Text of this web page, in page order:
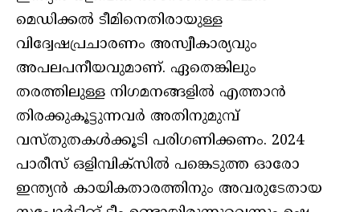
മെഡിക്കല്‍ ടീമിനെതിരായുള്ള
വിദ്വേഷപ്രചാരണം അസ്വീകാര്യവും
അപലപനീയവുമാണ്. ഏതെങ്കിലും
തരത്തിലുള്ള നിഗമനങ്ങളില്‍ എത്താന്‍
തിരക്കുകൂട്ടുന്നവര്‍ അതിനുമുമ്പ്
വസ്തുതകള്‍ക്കൂടി പരിഗണിക്കണം. 2024
പാരീസ് ഒളിമ്പിക്‌സില്‍ പങ്കെടുത്ത ഓരോ
ഇന്ത്യന്‍ കായികതാരത്തിനും അവരുടേതായ